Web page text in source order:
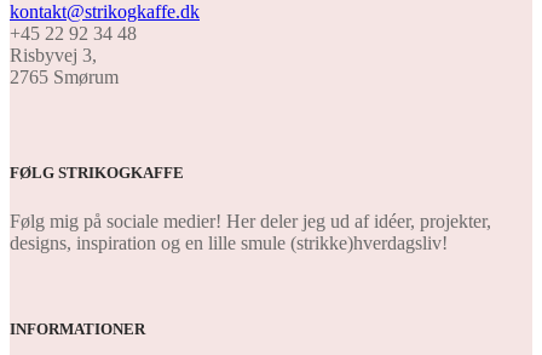
kontakt@strikogkaffe.dk
+45 22 92 34 48
Risbyvej 3,
2765 Smørum
FØLG STRIKOGKAFFE
Følg mig på sociale medier! Her deler jeg ud af idéer, projekter,
designs, inspiration og en lille smule (strikke)hverdagsliv!
INFORMATIONER